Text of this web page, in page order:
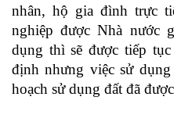
nhân, hộ gia đình trực
nghiệp được Nhà nước
dụng thì sẽ được tiếp
định nhưng việc sử
hoạch sử dụng đất đã